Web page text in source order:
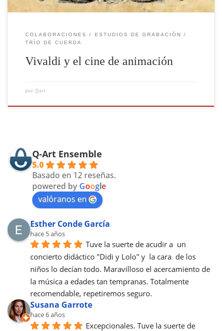
COLABORACIONES
ESTUDIOS DE GRABACIÓN
TRÍO DE CUERDA
Vivaldi y el cine de animación
por Qart
Q-Art Ensemble
5.0
Basado en 12 reseñas.
powered by Google
valóranos en
Esther Conde García
hace 5 años
Tuve la suerte de acudir a  un
concierto didáctico "Didi y Lolo" y  la cara  de los
niños lo decían todo. Maravilloso el acercamiento de
la música a edades tan tempranas. Totalmente
recomendable, repetiremos seguro.
Susana Garrote
hace 6 años
Excepcionales. Tuve la suerte de